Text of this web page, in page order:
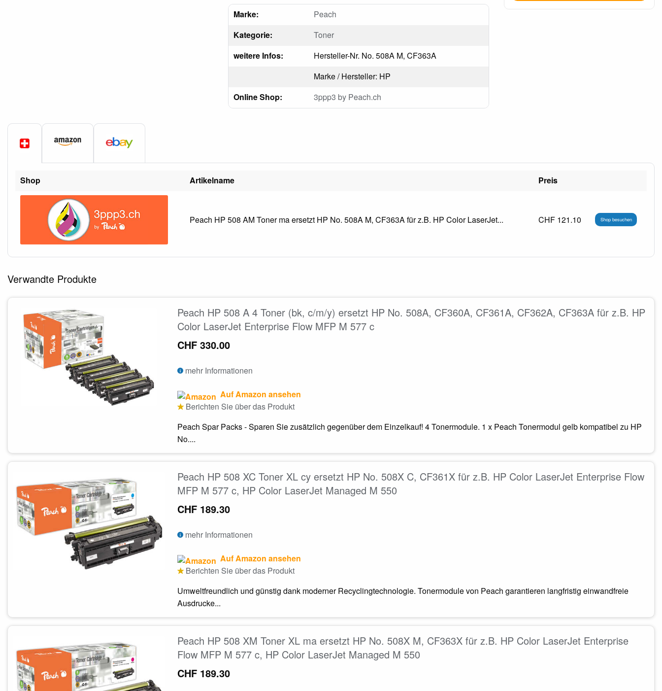
Marke:
Peach
Kategorie:
Toner
weitere Infos:
Hersteller-Nr. No. 508A M, CF363A
Marke / Hersteller: HP
Online Shop:
3ppp3 by Peach.ch
Shop Artikelname Preis
Peach HP 508 AM Toner ma ersetzt HP No. 508A M, CF363A für z.B. HP Color LaserJet... CHF 121.10 Shop besuchen
Verwandte Produkte
Peach HP 508 A 4 Toner (bk, c/m/y) ersetzt HP No. 508A, CF360A, CF361A, CF362A, CF363A für z.B. HP
Color LaserJet Enterprise Flow MFP M 577 c
CHF 330.00
mehr Informationen
Auf Amazon ansehen
Berichten Sie über das Produkt
Peach Spar Packs - Sparen Sie zusätzlich gegenüber dem Einzelkauf! 4 Tonermodule. 1 x Peach Tonermodul gelb kompatibel zu HP
No....
Peach HP 508 XC Toner XL cy ersetzt HP No. 508X C, CF361X für z.B. HP Color LaserJet Enterprise Flow
MFP M 577 c, HP Color LaserJet Managed M 550
CHF 189.30
mehr Informationen
Auf Amazon ansehen
Berichten Sie über das Produkt
Umweltfreundlich und günstig dank moderner Recyclingtechnologie. Tonermodule von Peach garantieren langfristig einwandfreie
Ausdrucke...
Peach HP 508 XM Toner XL ma ersetzt HP No. 508X M, CF363X für z.B. HP Color LaserJet Enterprise
Flow MFP M 577 c, HP Color LaserJet Managed M 550
CHF 189.30